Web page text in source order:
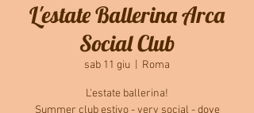
L'estate Ballerina Arca
Social Club
sab 11 giu Roma
L'estate ballerina!
Summer club estivo - very social - dove